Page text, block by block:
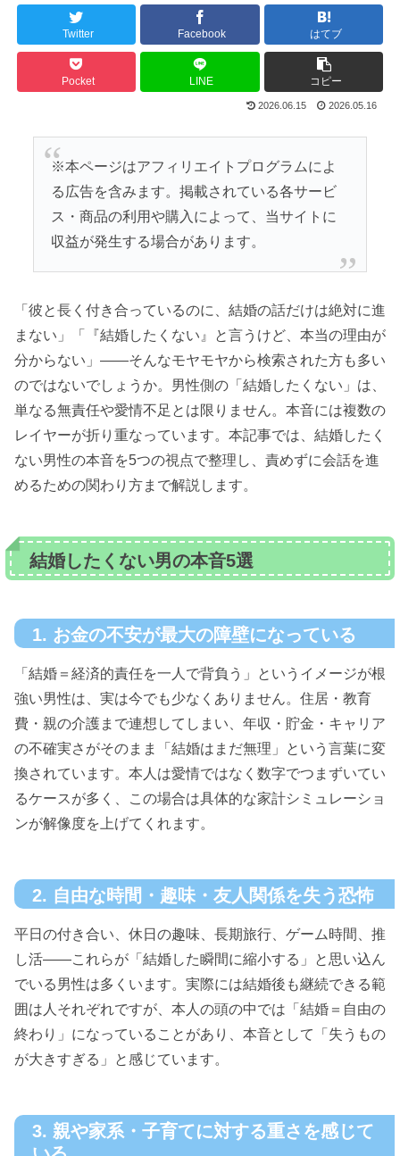
Twitter Facebook はてブ
Pocket LINE コピー
2026.06.15 2026.05.16
※本ページはアフィリエイトプログラムによ
る広告を含みます。掲載されている各サービ
ス・商品の利用や購入によって、当サイトに
収益が発生する場合があります。
「彼と長く付き合っているのに、結婚の話だけは絶対に進
まない」「『結婚したくない』と言うけど、本当の理由が
分からない」——そんなモヤモヤから検索された方も多い
のではないでしょうか。男性側の「結婚したくない」は、
単なる無責任や愛情不足とは限りません。本音には複数の
レイヤーが折り重なっています。本記事では、結婚したく
ない男性の本音を5つの視点で整理し、責めずに会話を進
めるための関わり方まで解説します。
結婚したくない男の本音5選
1. お金の不安が最大の障壁になっている
「結婚＝経済的責任を一人で背負う」というイメージが根
強い男性は、実は今でも少なくありません。住居・教育
費・親の介護まで連想してしまい、年収・貯金・キャリア
の不確実さがそのまま「結婚はまだ無理」という言葉に変
換されています。本人は愛情ではなく数字でつまずいてい
るケースが多く、この場合は具体的な家計シミュレーショ
ンが解像度を上げてくれます。
2. 自由な時間・趣味・友人関係を失う恐怖
平日の付き合い、休日の趣味、長期旅行、ゲーム時間、推
し活——これらが「結婚した瞬間に縮小する」と思い込ん
でいる男性は多くいます。実際には結婚後も継続できる範
囲は人それぞれですが、本人の頭の中では「結婚＝自由の
終わり」になっていることがあり、本音として「失うもの
が大きすぎる」と感じています。
3. 親や家系・子育てに対する重さを感じて